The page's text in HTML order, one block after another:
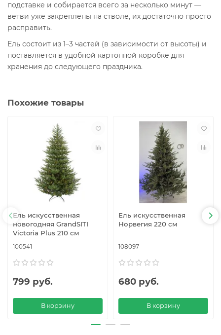
подставке и собирается всего за несколько минут —
ветви уже закреплены на стволе, их достаточно просто
расправить.
Ель состоит из 1–3 частей (в зависимости от высоты) и
поставляется в удобной картонной коробке для
хранения до следующего праздника.
Похожие товары
Ель искусственная
новогодняя GrandSITI
Victoria Plus 210 см
100541
799 руб.
В корзину
Ель искусственная
Норвегия 220 см
108097
680 руб.
В корзину